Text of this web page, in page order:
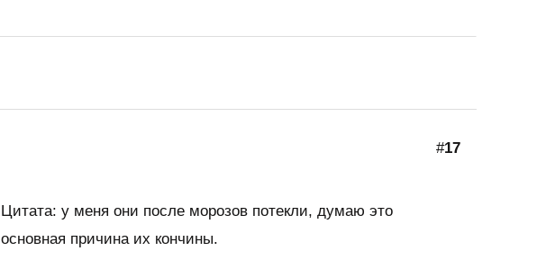
#17
Цитата: у меня они после морозов потекли, думаю это
основная причина их кончины.